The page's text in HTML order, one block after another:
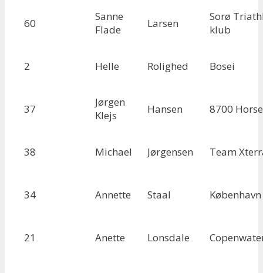
60
Sanne
Flade
Larsen
Sorø
klub
2 Helle Rolighed Bosei
37
Jørgen
Klejs
Hansen 8700
38 Michael Jørgensen Team
34 Annette Staal København
21 Anette Lonsdale